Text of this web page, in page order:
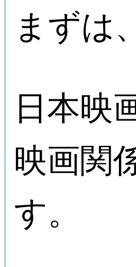
まずは
日本
映画関
す。